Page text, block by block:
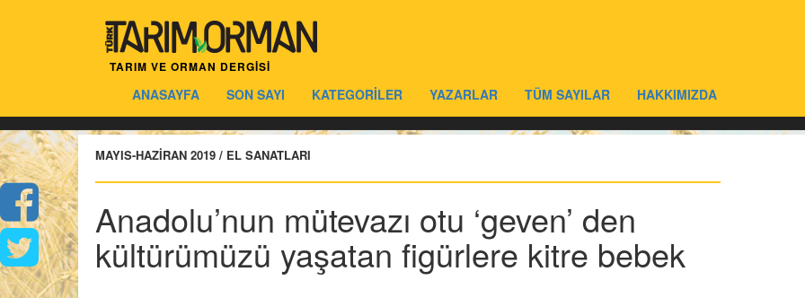
TARIM VE ORMAN DERGİSİ
ANASAYFA SON SAYI KATEGORİLER YAZARLAR TÜM SAYILAR HAKKIMIZDA
MAYIS-HAZİRAN 2019 / EL SANATLARI
Anadolu’nun mütevazı otu ‘geven’ den
kültürümüzü yaşatan figürlere kitre bebek